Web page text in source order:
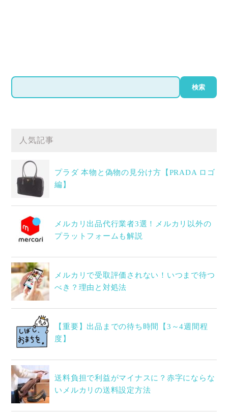
検
索
検索
人気記事
プラダ 本物と偽物の見分け方【PRADA ロゴ
編】
メルカリ出品代行業者3選！メルカリ以外の
プラットフォームも解説
メルカリで受取評価されない！いつまで待つ
べき？理由と対処法
【重要】出品までの待ち時間【3～4週間程
度】
送料負担で利益がマイナスに？赤字にならな
いメルカリの送料設定方法